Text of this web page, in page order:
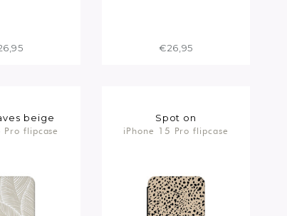
€26,95
beige
Pro flipcase
Spot on
iPhone 15 Pro flipcase